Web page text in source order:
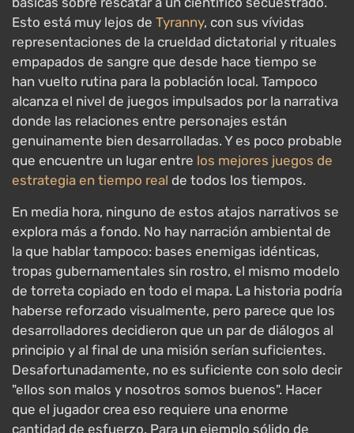
Esto está muy lejos de Tyranny, con sus vívidas
representaciones de la crueldad dictatorial y rituales
empapados de sangre que desde hace tiempo se
han vuelto rutina para la población local. Tampoco
alcanza el nivel de juegos impulsados por la narrativa
donde las relaciones entre personajes están
genuinamente bien desarrolladas. Y es poco probable
que encuentre un lugar entre los mejores juegos de
estrategia en tiempo real de todos los tiempos.
En media hora, ninguno de estos atajos narrativos se
explora más a fondo. No hay narración ambiental de
la que hablar tampoco: bases enemigas idénticas,
tropas gubernamentales sin rostro, el mismo modelo
de torreta copiado en todo el mapa. La historia podría
haberse reforzado visualmente, pero parece que los
desarrolladores decidieron que un par de diálogos al
principio y al final de una misión serían suficientes.
Desafortunadamente, no es suficiente con solo decir
"ellos son malos y nosotros somos buenos". Hacer
que el jugador crea eso requiere una enorme
cantidad de esfuerzo. Para un ejemplo sólido de